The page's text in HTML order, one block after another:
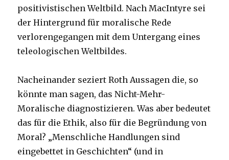
positivistischen Weltbild. Nach MacIntyre sei
der Hintergrund für moralische Rede
verlorengegangen mit dem Untergang eines
teleologischen Weltbildes.
Nacheinander seziert Roth Aussagen die, so
könnte man sagen, das Nicht-Mehr-
Moralische diagnostizieren. Was aber bedeutet
das für die Ethik, also für die Begründung von
Moral? „Menschliche Handlungen sind
eingebettet in Geschichten“ (und in